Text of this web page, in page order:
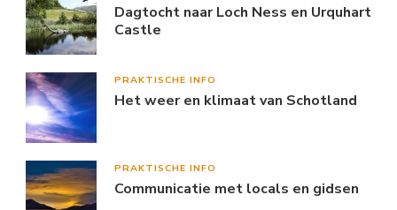
Dagtocht naar Loch Ness en Urquhart
Castle
PRAKTISCHE INFO
Het weer en klimaat van Schotland
PRAKTISCHE INFO
Communicatie met locals en gidsen